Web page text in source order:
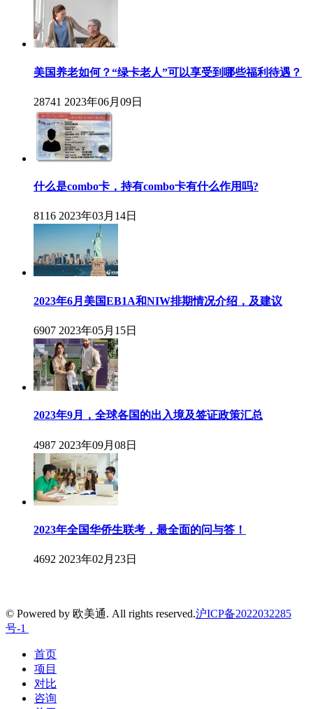
美国养老如何？“绿卡老人”可以享受到哪些福利待遇？
28741 2023年06月09日
什么是combo卡，持有combo卡有什么作用吗?
8116 2023年03月14日
2023年6月美国EB1A和NIW排期情况介绍，及建议
6907 2023年05月15日
2023年9月，全球各国的出入境及签证政策汇总
4987 2023年09月08日
2023年全国华侨生联考，最全面的问与答！
4692 2023年02月23日
© Powered by 欧美通. All rights reserved.沪ICP备2022032285
号-1
首页
项目
对比
咨询